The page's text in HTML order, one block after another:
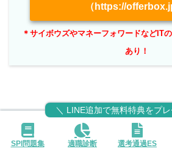
（https://
＊サイボウズやマネーフォワードなどIT
あり！
SPI問題集 適職診断 選考通過ES
＼ LINE追加で無料特典をプ